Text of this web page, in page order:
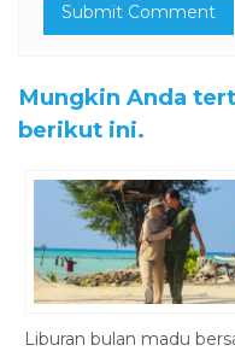
Mungkin Anda
berikut ini.
Liburan bulan madu